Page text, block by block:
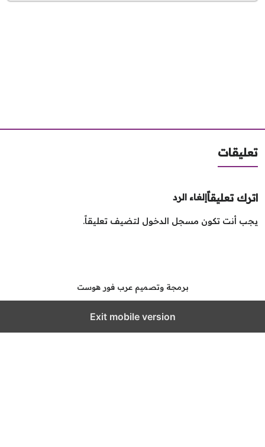
تعليقاًإلغاء الرد
أنت تكونمسجل الدخوللتضيف تعليقاً.
برمجة وتصميم عرب فور هوست
Exit mobile version